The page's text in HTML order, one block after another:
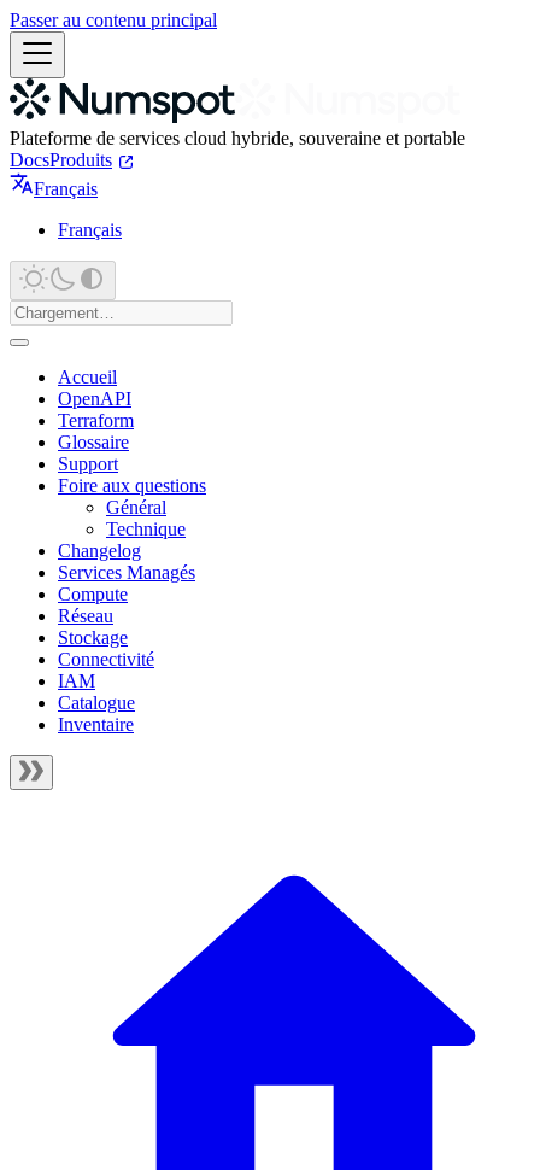
Passer au contenu principal
Plateforme de services cloud hybride, souveraine et portable
DocsProduits
Français
Français
Accueil
OpenAPI
Terraform
Glossaire
Support
Foire aux questions
Général
Technique
Changelog
Services Managés
Compute
Réseau
Stockage
Connectivité
IAM
Catalogue
Inventaire